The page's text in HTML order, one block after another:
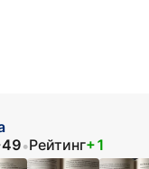
•Рейтинг+1